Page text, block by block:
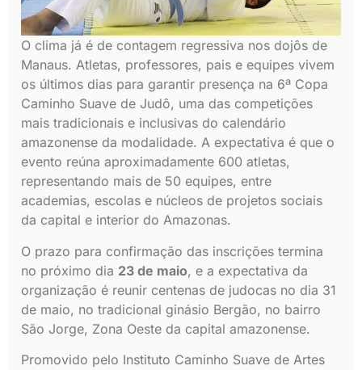
O clima já é de contagem regressiva nos dojôs de
Manaus. Atletas, professores, pais e equipes vivem
os últimos dias para garantir presença na 6ª Copa
Caminho Suave de Judô, uma das competições
mais tradicionais e inclusivas do calendário
amazonense da modalidade. A expectativa é que o
evento reúna aproximadamente 600 atletas,
representando mais de 50 equipes, entre
academias, escolas e núcleos de projetos sociais
da capital e interior do Amazonas.
O prazo para confirmação das inscrições termina
no próximo dia 23 de maio, e a expectativa da
organização é reunir centenas de judocas no dia 31
de maio, no tradicional ginásio Bergão, no bairro
São Jorge, Zona Oeste da capital amazonense.
Promovido pelo Instituto Caminho Suave de Artes